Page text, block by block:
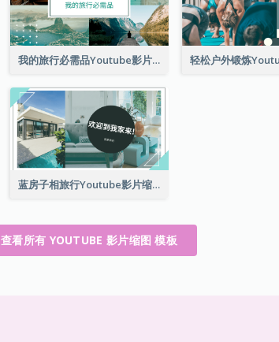
我的旅行必需品Youtube影片缩图
蓝房子相旅行Youtube影片缩图
查看所有 YOUTUBE 影片缩图 模板